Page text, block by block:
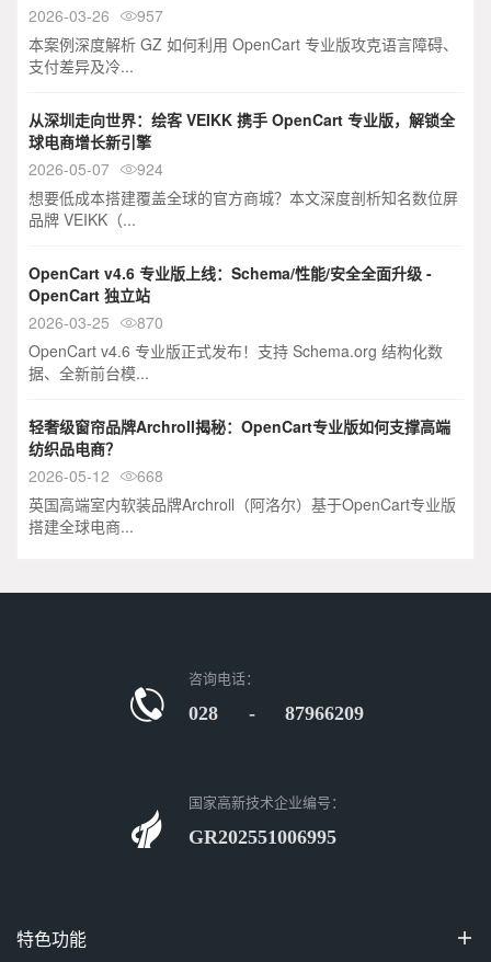
2026-03-26
957
本案例深度解析 GZ 如何利用 OpenCart 专业版攻克语言障碍、
支付差异及冷...
从深圳走向世界：绘客 VEIKK 携手 OpenCart 专业版，解锁全
球电商增长新引擎
2026-05-07
924
想要低成本搭建覆盖全球的官方商城？本文深度剖析知名数位屏
品牌 VEIKK（...
OpenCart v4.6 专业版上线：Schema/性能/安全全面升级 -
OpenCart 独立站
2026-03-25
870
OpenCart v4.6 专业版正式发布！支持 Schema.org 结构化数
据、全新前台模...
轻奢级窗帘品牌Archroll揭秘：OpenCart专业版如何支撑高端
纺织品电商？
2026-05-12
668
英国高端室内软装品牌Archroll（阿洛尔）基于OpenCart专业版
搭建全球电商...
咨询电话：
028 - 87966209
国家高新技术企业编号：
GR202551006995
特色功能 